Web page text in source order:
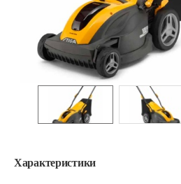
Характеристики